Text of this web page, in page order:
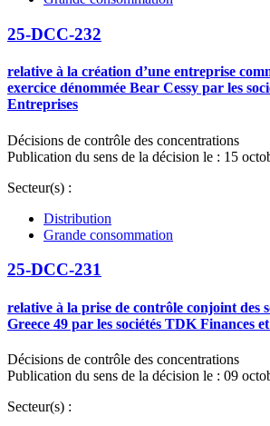
25-DCC-232
relative à la création d’une entreprise
exercice dénommée Bear Cessy par les
Entreprises
Décisions de contrôle des concentrations
Publication du sens de la décision le : 15
Secteur(s) :
Distribution
Grande consommation
25-DCC-231
relative à la prise de contrôle conjoint des
Greece 49 par les sociétés TDK Finances
Décisions de contrôle des concentrations
Publication du sens de la décision le : 09
Secteur(s) :